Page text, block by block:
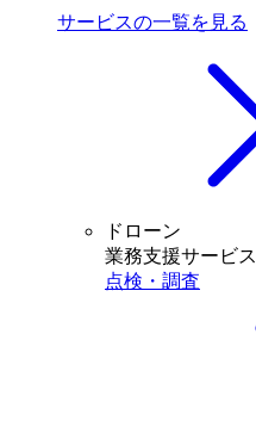
サービスの一覧を見る
ドローン
業務支援サービス
点検・調査